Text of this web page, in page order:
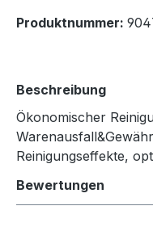
Produktnummer:
Beschreibung
Ökonomischer
Reinigungseffekte,
Bewertungen